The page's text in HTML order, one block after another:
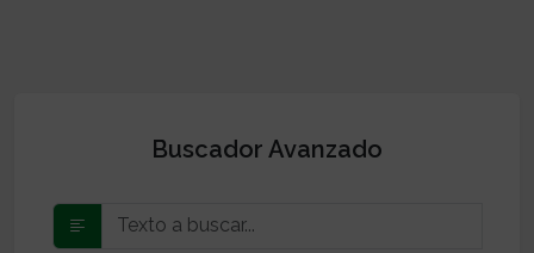
Buscador Avanzado